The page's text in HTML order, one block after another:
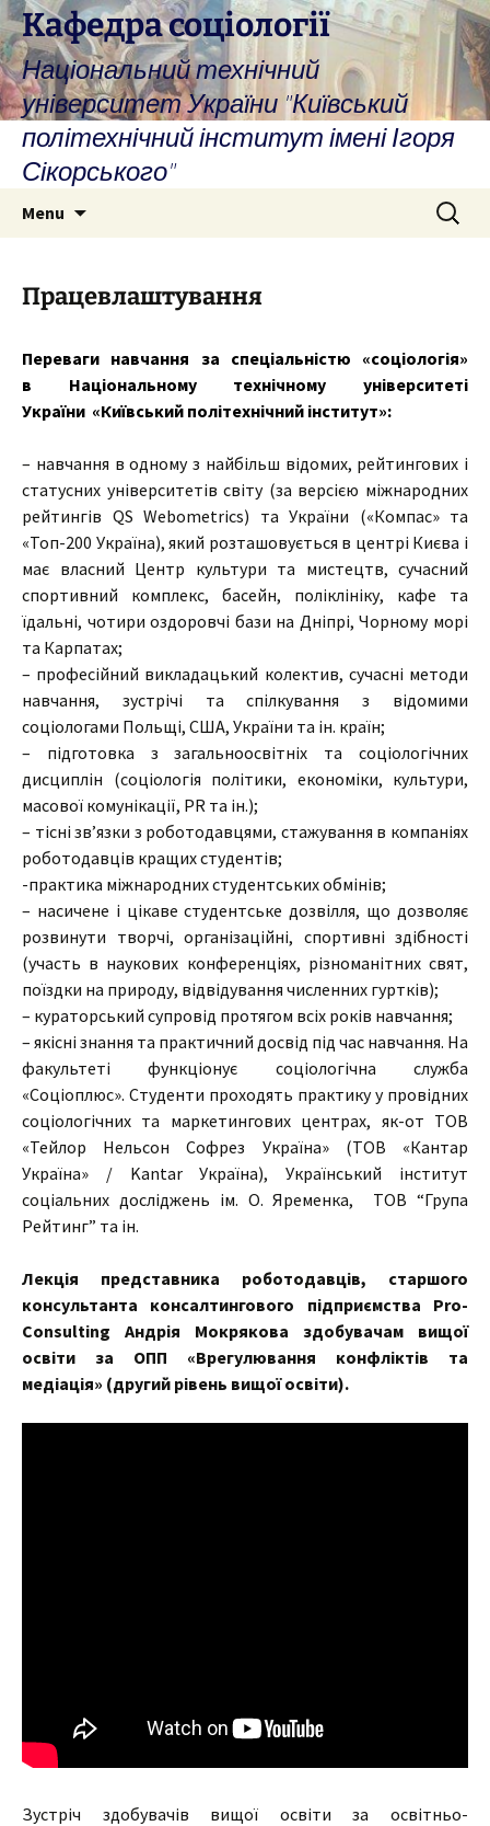
Skip
to
content
Кафедра соціології
Національний технічний
університет України "Київський
політехнічний інститут імені Ігоря
Сікорського"
Menu
Search
for:
Працевлаштування
Переваги навчання за спеціальністю «соціологія»
в Національному технічному університеті
України «Київський політехнічний інститут»:
– навчання в одному з найбільш відомих, рейтингових і
статусних університетів світу (за версією міжнародних
рейтингів QS Webometrics) та України («Компас» та
«Топ-200 Україна), який розташовується в центрі Києва і
має власний Центр культури та мистецтв, сучасний
спортивний комплекс, басейн, поліклініку, кафе та
їдальні, чотири оздоровчі бази на Дніпрі, Чорному морі
та Карпатах;
– професійний викладацький колектив, сучасні методи
навчання, зустрічі та спілкування з відомими
соціологами Польщі, США, України та ін. країн;
– підготовка з загальноосвітніх та соціологічних
дисциплін (соціологія політики, економіки, культури,
масової комунікації, PR та ін.);
– тісні зв’язки з роботодавцями, стажування в компаніях
роботодавців кращих студентів;
-практика міжнародних студентських обмінів;
– насичене і цікаве студентське дозвілля, що дозволяє
розвинути творчі, організаційні, спортивні здібності
(участь в наукових конференціях, різноманітних свят,
поїздки на природу, відвідування численних гуртків);
– кураторський супровід протягом всіх років навчання;
– якісні знання та практичний досвід під час навчання. На
факультеті функціонує соціологічна служба
«Соціоплюс». Студенти проходять практику у провідних
соціологічних та маркетингових центрах, як-от ТОВ
«Тейлор Нельсон Софрез Україна» (ТОВ «Кантар
Україна» / Kantar Україна), Український інститут
соціальних досліджень ім. О. Яременка, ТОВ “Група
Рейтинг” та ін.
Лекція представника роботодавців, старшого
консультанта консалтингового підприємства Pro-
Consulting Андрія Мокрякова здобувачам вищої
освіти за ОПП «Врегулювання конфліктів та
медіація» (другий рівень вищої освіти).
Зустріч здобувачів вищої освіти за освітньо-